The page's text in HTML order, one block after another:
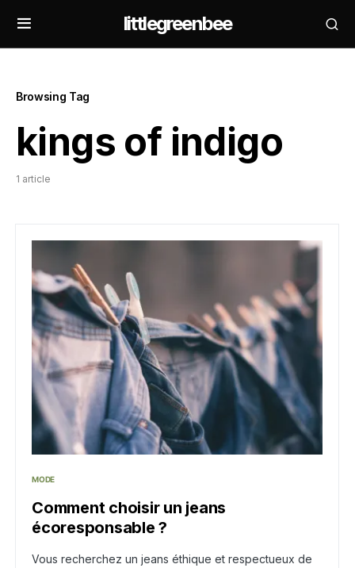
littlegreenbee
Browsing Tag
kings of indigo
1 article
MODE
Comment choisir un jeans
écoresponsable ?
Vous recherchez un jeans éthique et respectueux de